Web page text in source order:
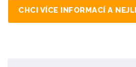
Projektový Management
CHCI VÍCE INFORMACÍ A